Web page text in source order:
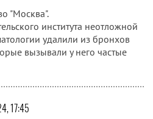
"Москва".
института неотложной
удалили из бронхов
вызывали у него частые
17:45